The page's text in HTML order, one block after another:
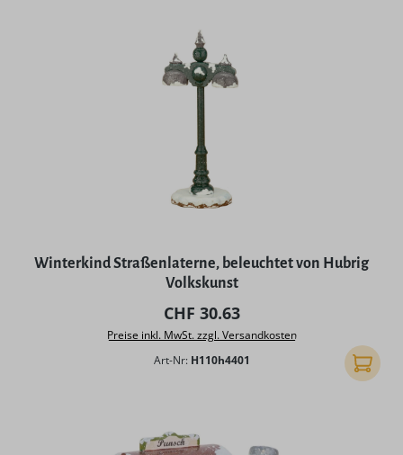
Winterkind Straßenlaterne, beleuchtet von Hubrig
Volkskunst
Regulärer Preis:
CHF 30.63
Preise inkl. MwSt. zzgl. Versandkosten
Art-Nr: H110h4401 In den